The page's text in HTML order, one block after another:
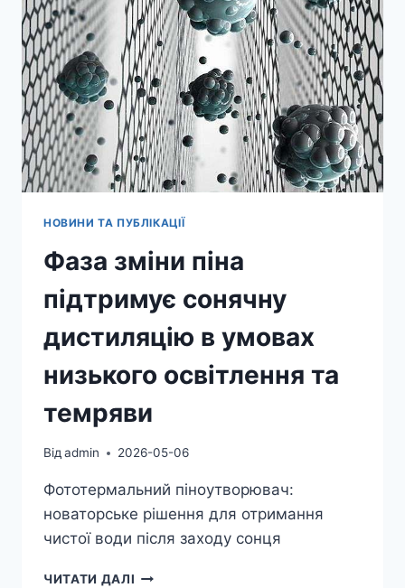
ГВТ
ЧИСТОЇ
ЕНЕРГІЇ
ДО
2050
РОКУ
НОВИНИ ТА ПУБЛІКАЦІЇ
Фаза зміни піна
підтримує сонячну
дистиляцію в умовах
низького освітлення та
темряви
Відadmin 2026-05-06
Фототермальний піноутворювач:
новаторське рішення для отримання
чистої води після заходу сонця
ЧИТАТИ ДАЛІ ФАЗА